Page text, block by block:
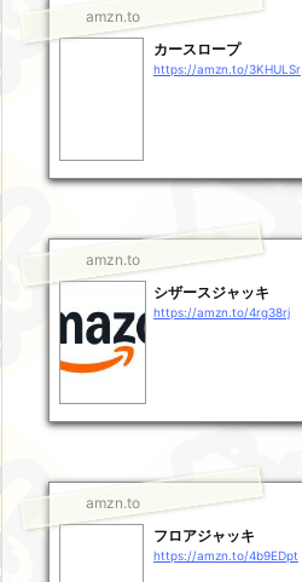
amzn.to
カースロープ
https://amzn.to/3KHULSr
amzn.to
シザースジャッキ
https://amzn.to/4rg38rj
amzn.to
フロアジャッキ
https://amzn.to/4b9EDpt